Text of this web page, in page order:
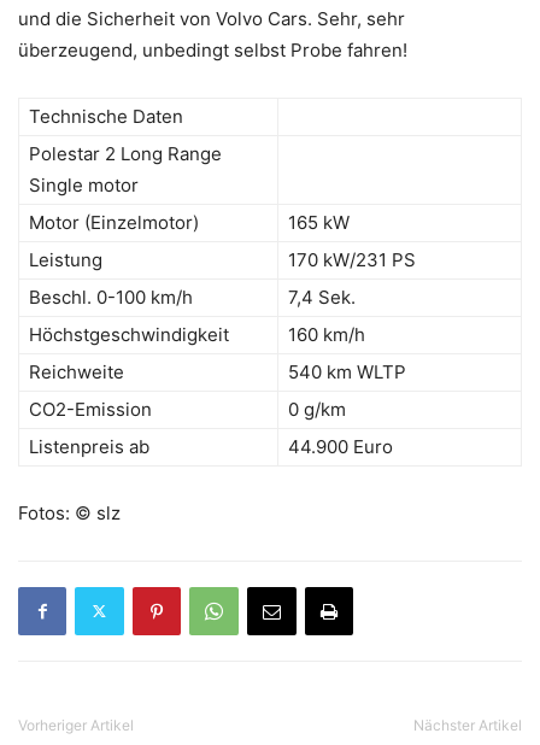
und die Sicherheit von Volvo Cars. Sehr, sehr
überzeugend, unbedingt selbst Probe fahren!
Technische Daten
Polestar 2 Long Range
Single motor
Motor (Einzelmotor)
165 kW
Leistung
170 kW/231 PS
Beschl. 0-100 km/h
7,4 Sek.
Höchstgeschwindigkeit
160 km/h
Reichweite
540 km WLTP
CO2-Emission
0 g/km
Listenpreis ab
44.900 Euro
Fotos: © slz
Vorheriger Artikel Nächster Artikel